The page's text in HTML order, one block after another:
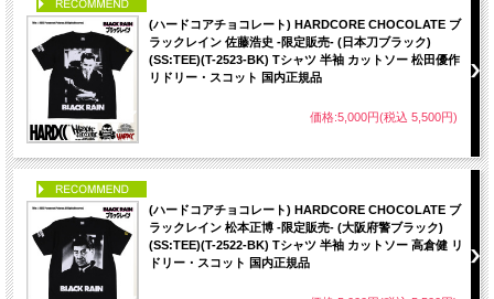
(ハードコアチョコレート) HARDCORE CHOCOLATE ブ
ラックレイン 佐藤浩史 -限定販売- (日本刀ブラック)
(SS:TEE)(T-2523-BK) Tシャツ 半袖 カットソー 松田優作
リドリー・スコット 国内正規品
価格:5,000円(税込 5,500円)
(ハードコアチョコレート) HARDCORE CHOCOLATE ブ
ラックレイン 松本正博 -限定販売- (大阪府警ブラック)
(SS:TEE)(T-2522-BK) Tシャツ 半袖 カットソー 高倉健 リ
ドリー・スコット 国内正規品